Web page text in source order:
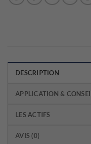
DESCRIPTION
APPLICATION &
LES ACTIFS
AVIS (0)